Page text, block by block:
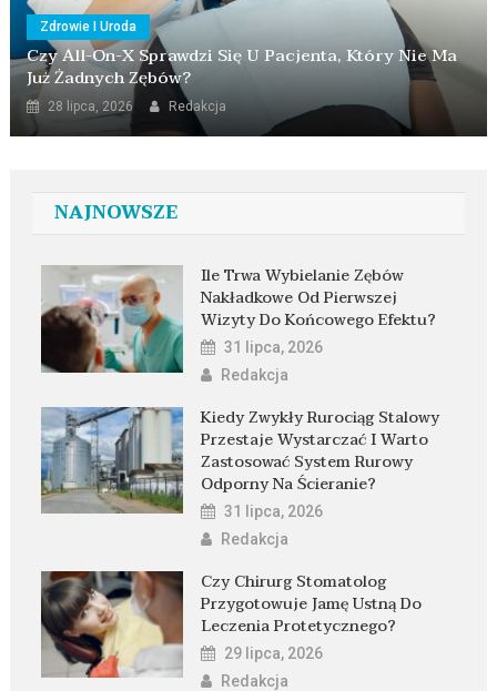
Zdrowie I Uroda
Czy All-On-X Sprawdzi Się U Pacjenta, Który Nie Ma
Już Żadnych Zębów?
28 lipca, 2026 Redakcja
NAJNOWSZE
Ile Trwa Wybielanie Zębów
Nakładkowe Od Pierwszej
Wizyty Do Końcowego Efektu?
31 lipca, 2026
Redakcja
Kiedy Zwykły Rurociąg Stalowy
Przestaje Wystarczać I Warto
Zastosować System Rurowy
Odporny Na Ścieranie?
31 lipca, 2026
Redakcja
Czy Chirurg Stomatolog
Przygotowuje Jamę Ustną Do
Leczenia Protetycznego?
29 lipca, 2026
Redakcja